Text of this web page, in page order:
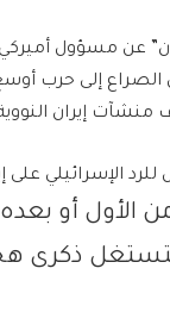
عن مسؤول أميركي
إلى حرب
إيران
الإسرائيلي على
الأول أو
ذكرى